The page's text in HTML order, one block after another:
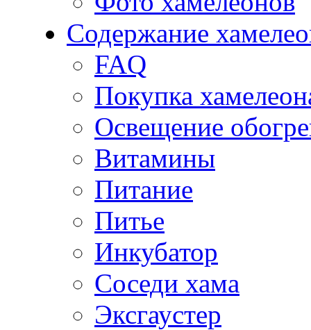
Содержание
FAQ
Покупка
Освещение
Витамины
Питание
Питье
Инкубатор
Соседи хама
Эксгаустер